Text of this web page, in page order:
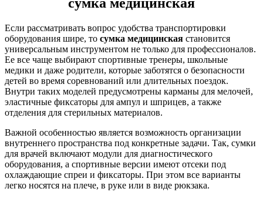
сумка медицинская
Если рассматривать вопрос удобства транспортировки
оборудования шире, то сумка медицинская становится
универсальным инструментом не только для профессионалов.
Ее все чаще выбирают спортивные тренеры, школьные
медики и даже родители, которые заботятся о безопасности
детей во время соревнований или длительных поездок.
Внутри таких моделей предусмотрены карманы для мелочей,
эластичные фиксаторы для ампул и шприцев, а также
отделения для стерильных материалов.
Важной особенностью является возможность организации
внутреннего пространства под конкретные задачи. Так, сумки
для врачей включают модули для диагностического
оборудования, а спортивные версии имеют отсеки под
охлаждающие спреи и фиксаторы. При этом все варианты
легко носятся на плече, в руке или в виде рюкзака.